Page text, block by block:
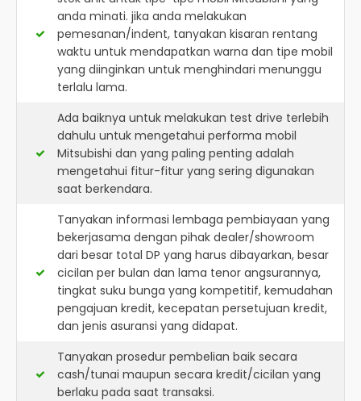
anda minati. jika anda melakukan
pemesanan/indent, tanyakan kisaran rentang
waktu untuk mendapatkan warna dan tipe mobil
yang diinginkan untuk menghindari menunggu
terlalu lama.
Ada baiknya untuk melakukan test drive terlebih
dahulu untuk mengetahui performa mobil
Mitsubishi dan yang paling penting adalah
mengetahui fitur-fitur yang sering digunakan
saat berkendara.
Tanyakan informasi lembaga pembiayaan yang
bekerjasama dengan pihak dealer/showroom
dari besar total DP yang harus dibayarkan, besar
cicilan per bulan dan lama tenor angsurannya,
tingkat suku bunga yang kompetitif, kemudahan
pengajuan kredit, kecepatan persetujuan kredit,
dan jenis asuransi yang didapat.
Tanyakan prosedur pembelian baik secara
cash/tunai maupun secara kredit/cicilan yang
berlaku pada saat transaksi.